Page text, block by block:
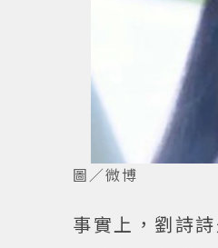
圖／微博
事實上，劉詩